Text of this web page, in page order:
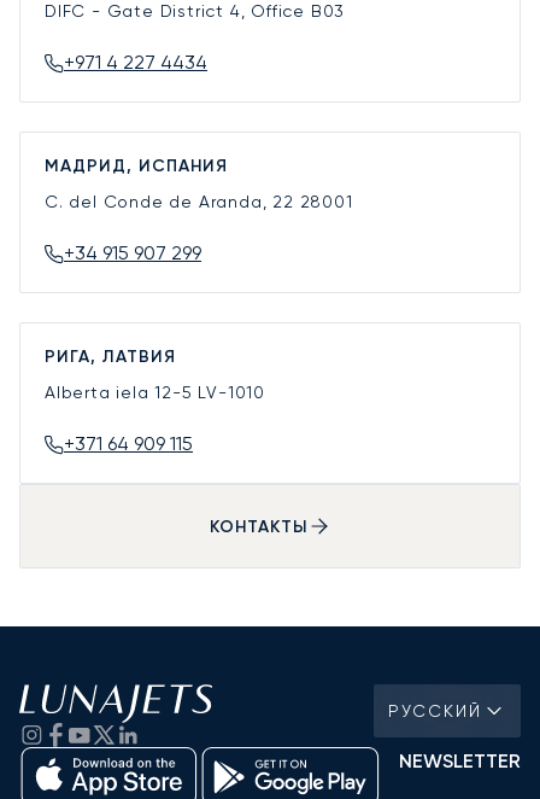
DIFC - Gate District 4, Office B03
+971 4 227 4434
МАДРИД, ИСПАНИЯ
C. del Conde de Aranda, 22 28001
+34 915 907 299
РИГА, ЛАТВИЯ
Alberta iela 12-5 LV-1010
+371 64 909 115
КОНТАКТЫ
РУССКИЙ
NEWSLETTER